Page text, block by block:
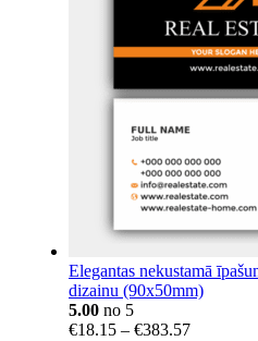
Elegantas nekustamā
dizainu (90x50mm)
5.00 no 5
€18.15 – €383.57Price